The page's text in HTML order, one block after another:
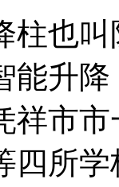
柱也
能升
祥市
四所